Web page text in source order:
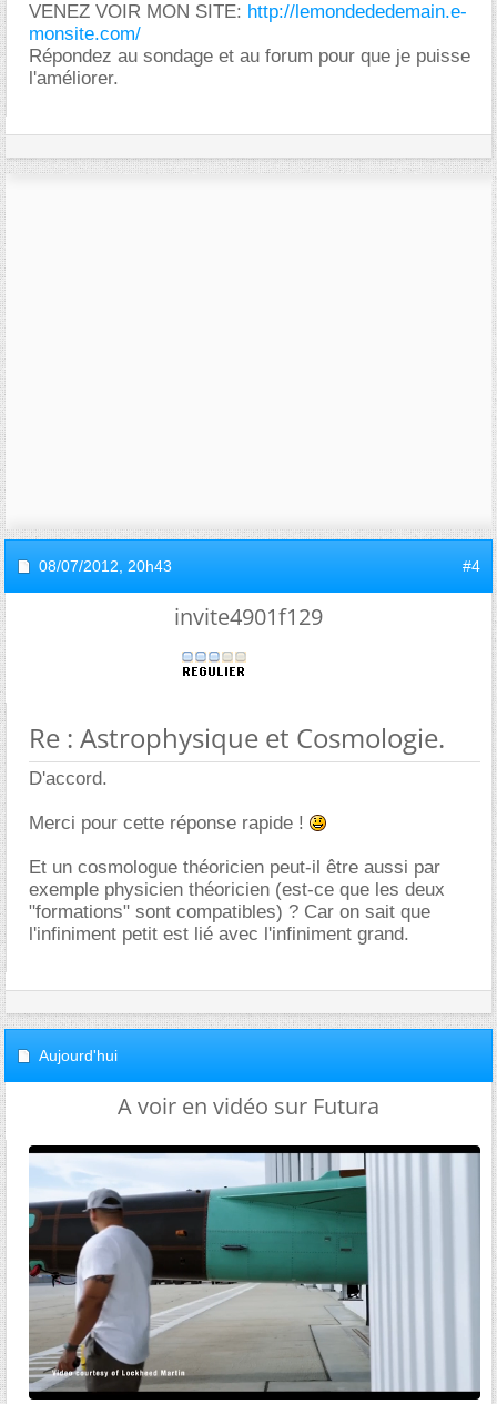
VENEZ VOIR MON SITE: http://lemondededemain.e-
monsite.com/
Répondez au sondage et au forum pour que je puisse
l'améliorer.
08/07/2012, 20h43 #4
invite4901f129
Re : Astrophysique et Cosmologie.
D'accord.
Merci pour cette réponse rapide !
Et un cosmologue théoricien peut-il être aussi par
exemple physicien théoricien (est-ce que les deux
"formations" sont compatibles) ? Car on sait que
l'infiniment petit est lié avec l'infiniment grand.
Aujourd'hui
A voir en vidéo sur Futura